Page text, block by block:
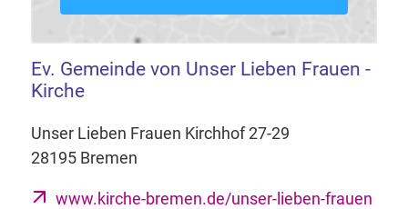
Ev. Gemeinde von Unser Lieben Frauen -
Kirche
Unser Lieben Frauen Kirchhof 27-29
28195 Bremen
www.kirche-bremen.de/unser-lieben-frauen